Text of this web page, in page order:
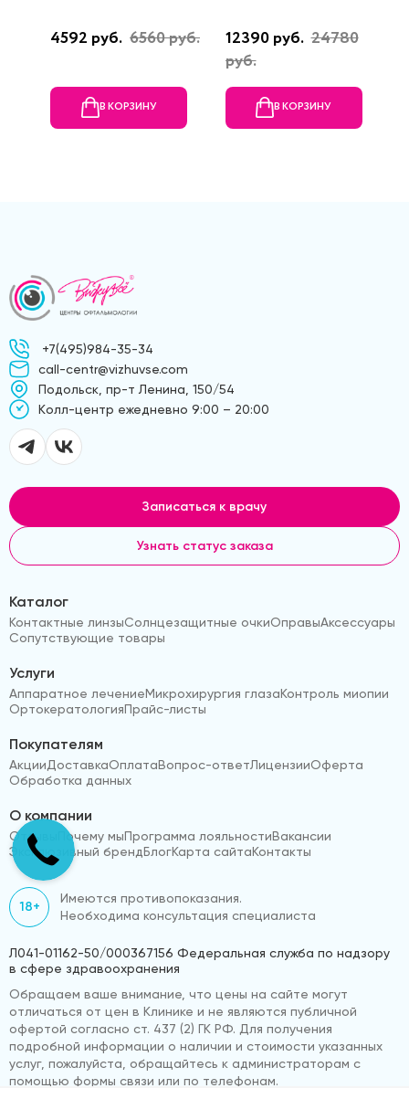
4592 руб. 6560 руб.
В КОРЗИНУ
12390 руб. 24780
руб.
В КОРЗИНУ
+7(495)984-35-34
call-centr@vizhuvse.com
Подольск, пр-т Ленина, 150/54
Kолл-центр ежедневно 9:00 – 20:00
Записаться к врачу
Узнать статус заказа
Каталог
Контактные линзыСолнцезащитные очкиОправыАксессуары
Сопутствующие товары
Услуги
Аппаратное лечениеМикрохирургия глазаКонтроль миопии
ОртокератологияПрайс-листы
Покупателям
АкцииДоставкаОплатаВопрос-ответЛицензииОферта
Обработка данных
О компании
Отзывы Почему мыПрограмма лояльностиВакансии
Эксклюзивный брендБлогКарта сайтаКонтакты
18+
Имеются противопоказания.
Необходима консультация специалиста
Л041-01162-50/000367156 Федеральная служба по надзору
в сфере здравоохранения
Обращаем ваше внимание, что цены на сайте могут
отличаться от цен в Клинике и не являются публичной
офертой согласно ст. 437 (2) ГК РФ. Для получения
подробной информации о наличии и стоимости указанных
услуг, пожалуйста, обращайтесь к администраторам с
помощью формы связи или по телефонам.